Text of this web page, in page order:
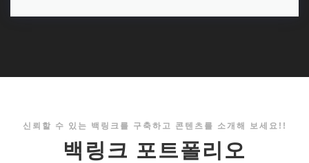
신뢰할 수 있는 백링크를 구축하고 콘텐츠를 소개해 보세요!!
백링크 포트폴리오